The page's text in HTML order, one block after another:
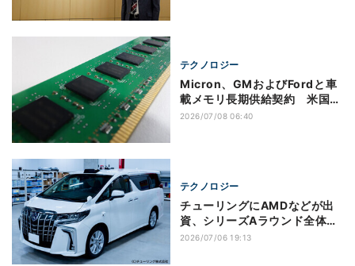
テクノロジー
Micron、GMおよびFordと車
載メモリ長期供給契約 米国内
生産でSDV需要に対応
2026/07/08 06:40
テクノロジー
チューリングにAMDなどが出
資、シリーズAラウンド全体で
総額278.9億円を調達
2026/07/06 19:13